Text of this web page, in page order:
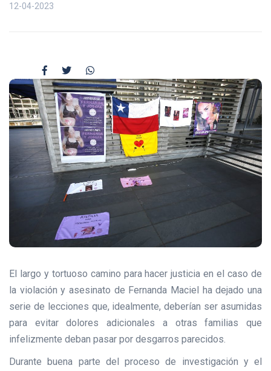
12-04-2023
El largo y tortuoso camino para hacer justicia en el caso de
la violación y asesinato de Fernanda Maciel ha dejado una
serie de lecciones que, idealmente, deberían ser asumidas
para evitar dolores adicionales a otras familias que
infelizmente deban pasar por desgarros parecidos.
Durante buena parte del proceso de investigación y el